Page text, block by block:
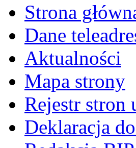
Strona
Dane
Aktualności
Mapa strony
Rejestr stron
Deklaracja